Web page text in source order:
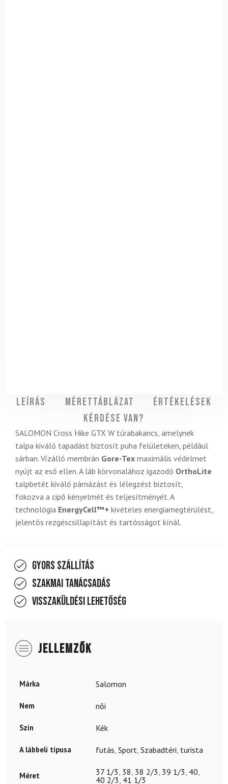
Leírás Mérettáblázat
Értékelések
Kérdése van?
SALOMON Cross Hike GTX W túrabakancs, amelynek
talpa kiváló tapadást biztosít puha felületeken, például
sárban. Vízálló membrán Gore-Tex maximális védelmet
nyújt az eső ellen. A láb körvonalához igazodó OrthoLite
talpbetét kiváló párnázást és lélegzést biztosít,
fokozva a cipő kényelmét és teljesítményét. A
technológia EnergyCell™+ kivételes energiamegtérülést,
jelentős rezgéscsillapítást és tartósságot kínál.
Gyors szállítás
Szakmai tanácsadás
Visszaküldési lehetőség
JELLEMZŐK
Márka Salomon
Nem női
Szín Kék
A lábbeli típusa futás, Sport, Szabadtéri, turista
Méret 37 1/3, 38, 38 2/3, 39 1/3, 40,
40 2/3, 41 1/3